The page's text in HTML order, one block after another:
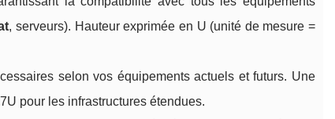
, serveurs). Hauteur exprimée en U (unité de mesure =
selon vos équipements actuels et futurs. Une
pour les infrastructures étendues.